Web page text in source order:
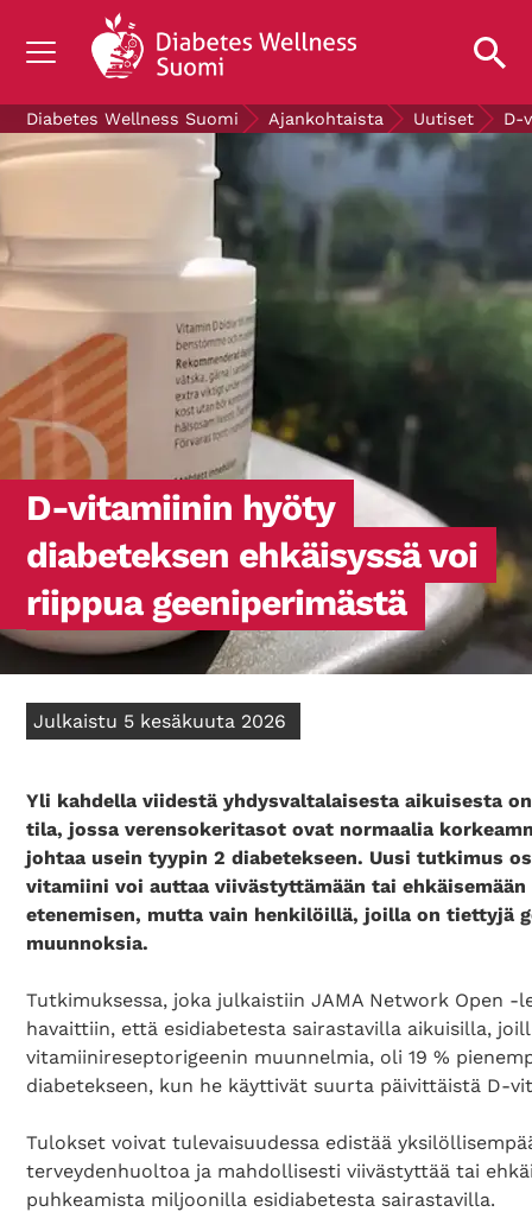
TIETOA DIABETEKSESTA
TUTKIMUS
ILMAISET DIABETESTUOTTEET
LAHJOITA
Mittaa verensokerisi
Diabetes Wellness Suomi Ajankohtaista Uutiset D-
D-vitamiinin hyöty
diabeteksen ehkäisyssä voi
riippua geeniperimästä
Julkaistu 5 kesäkuuta 2026
Yli kahdella viidestä yhdysvaltalaisesta aikuisesta
tila, jossa verensokeritasot ovat normaalia
johtaa usein tyypin 2 diabetekseen. Uusi tutkimus
vitamiini voi auttaa viivästyttämään tai ehkäisemään
etenemisen, mutta vain henkilöillä, joilla on tiettyjä
muunnoksia.
Tutkimuksessa, joka julkaistiin JAMA Network Open -
havaittiin, että esidiabetesta sairastavilla aikuisilla,
vitamiinireseptorigeenin muunnelmia, oli 19 %
diabetekseen, kun he käyttivät suurta päivittäistä D-
Tulokset voivat tulevaisuudessa edistää
terveydenhuoltoa ja mahdollisesti viivästyttää tai
puhkeamista miljoonilla esidiabetesta sairastavilla.